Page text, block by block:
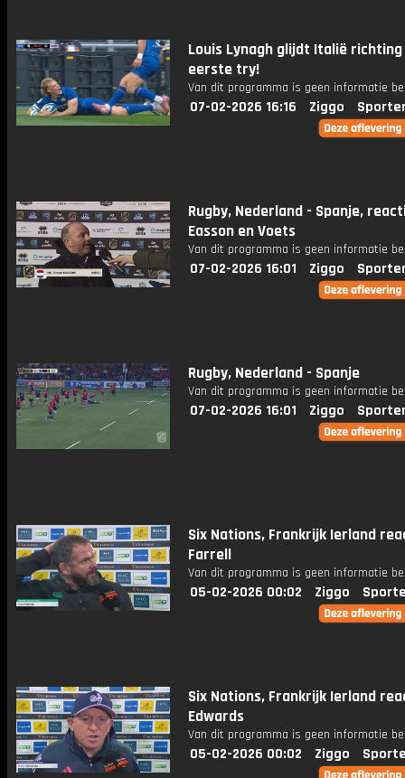
Louis Lynagh glijdt Italië richting
eerste try!
Van dit programma is geen informatie
07-02-2026 16:16 Ziggo
Rugby, Nederland - Spanje,
Easson en Voets
Van dit programma is geen informatie
07-02-2026 16:01 Ziggo
Rugby, Nederland - Spanje
Van dit programma is geen informatie
07-02-2026 16:01 Ziggo
Six Nations, Frankrijk Ierland
Farrell
Van dit programma is geen informatie
05-02-2026 00:02 Ziggo
Six Nations, Frankrijk Ierland
Edwards
Van dit programma is geen informatie
05-02-2026 00:02 Ziggo